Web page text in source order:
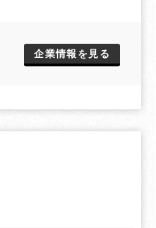
企業情報を見る